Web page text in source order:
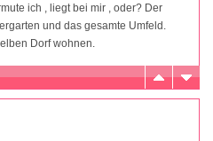
ich , liegt bei mir , oder? Der
und das gesamte Umfeld.
Dorf wohnen.